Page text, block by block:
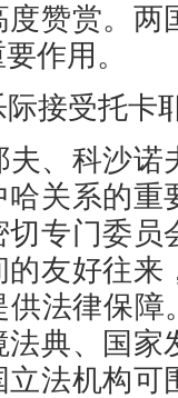
赞赏。
作用。
接受托卡
夫、科沙
关系的
专门委
友好往
法律保障
典、国
法机构